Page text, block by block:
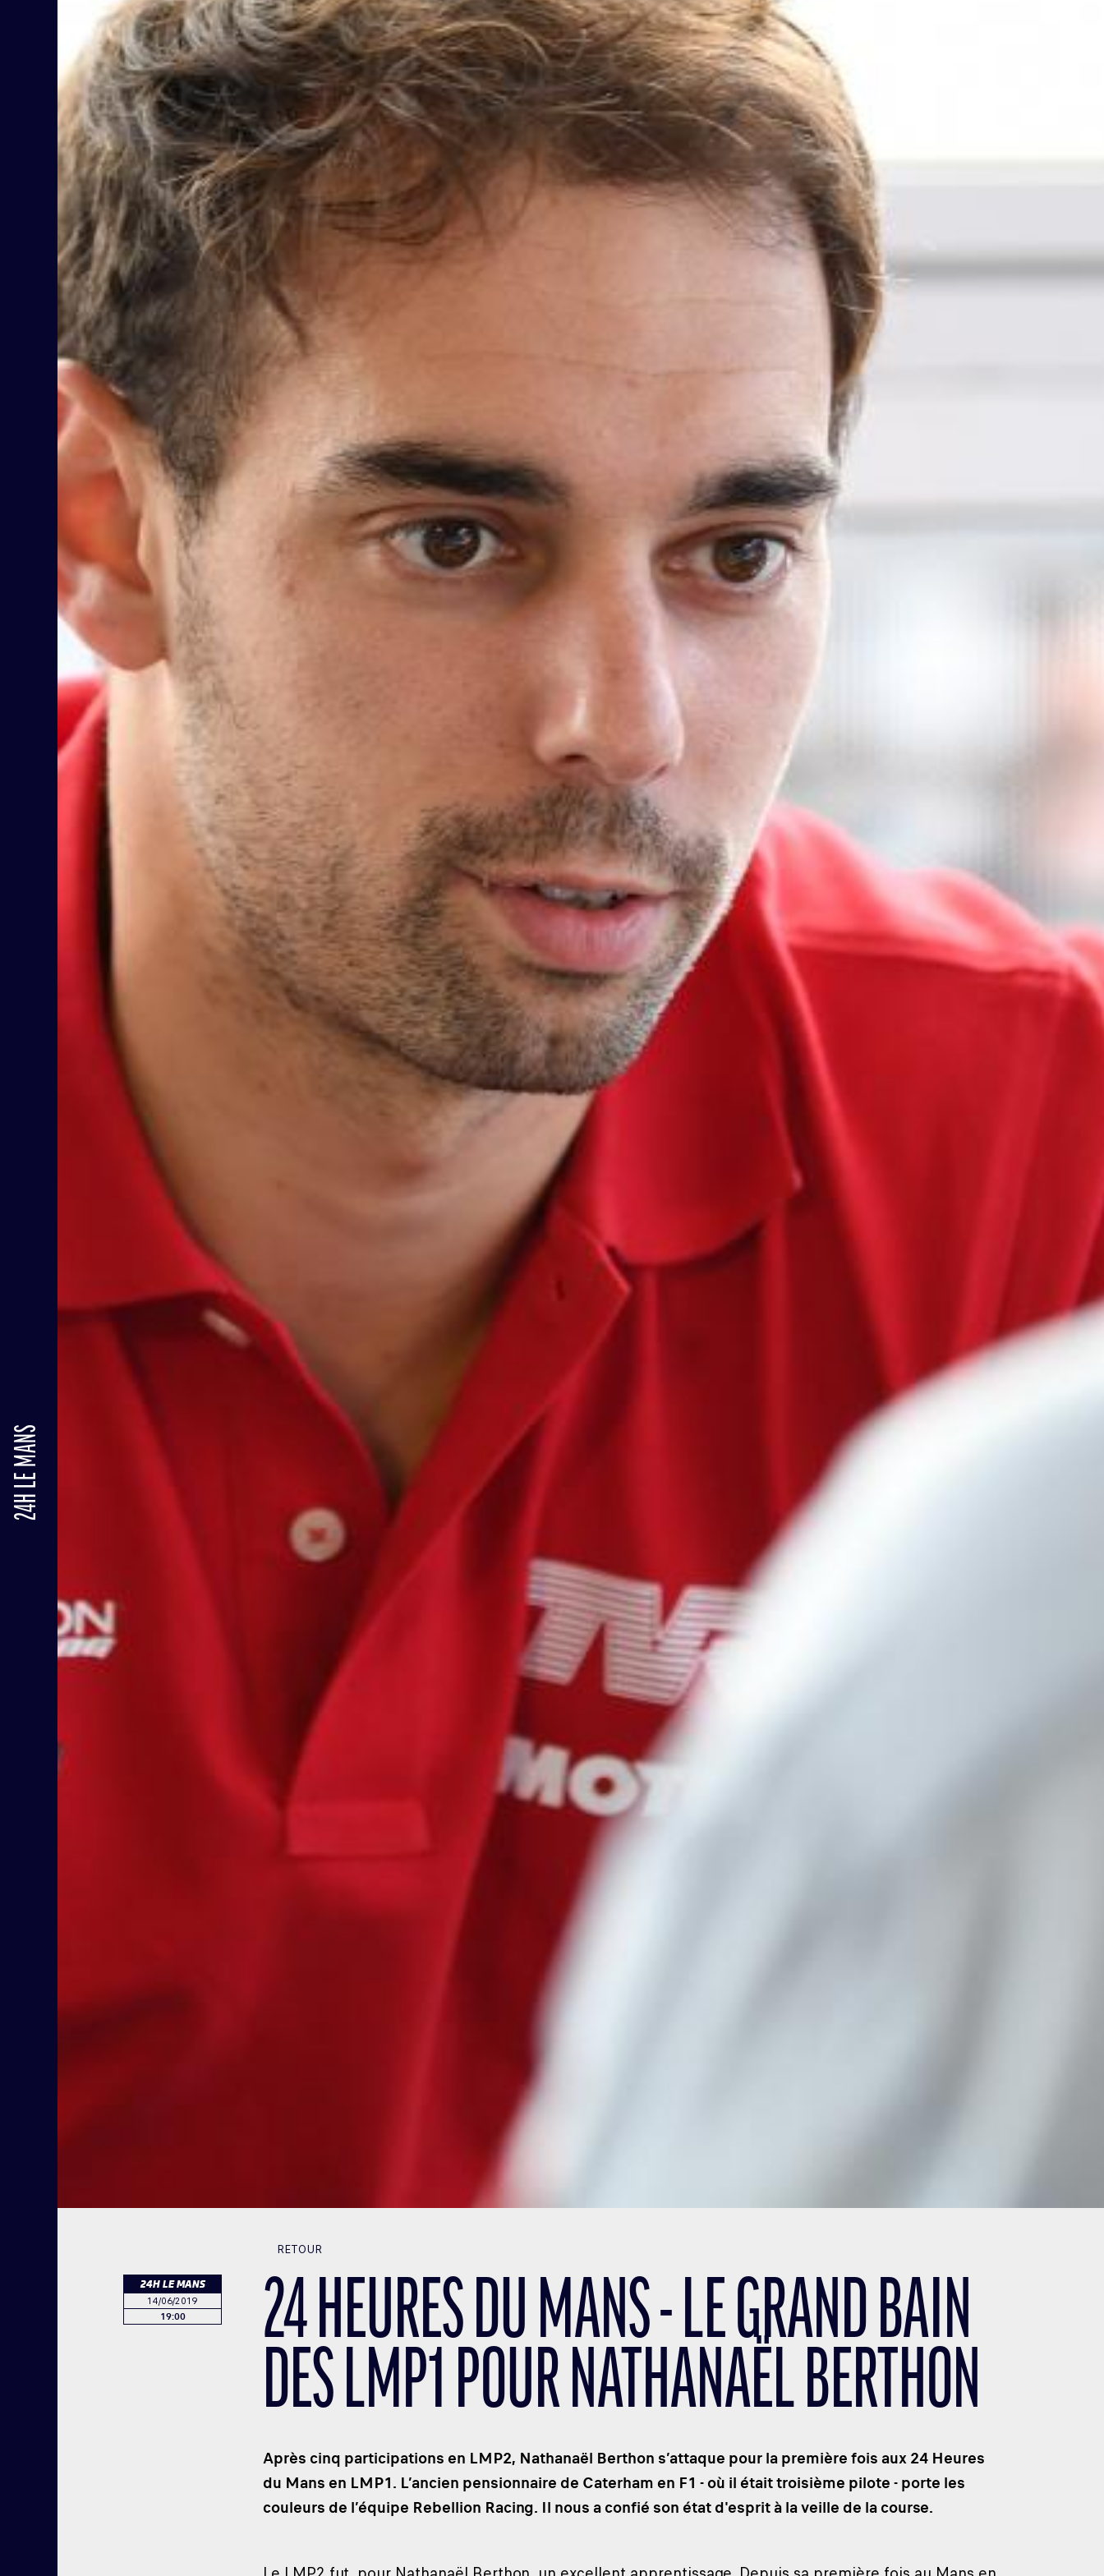
24H LE MANS
24H LE MANS
14/06/2019
19:00
RETOUR
24 HEURES DU MANS - LE GRAND BAIN
DES LMP1 POUR NATHANAËL BERTHON
Après cinq participations en LMP2, Nathanaël Berthon s’attaque pour la première fois aux 24 Heures
du Mans en LMP1. L’ancien pensionnaire de Caterham en F1 - où il était troisième pilote - porte les
couleurs de l’équipe Rebellion Racing. Il nous a confié son état d'esprit à la veille de la course.